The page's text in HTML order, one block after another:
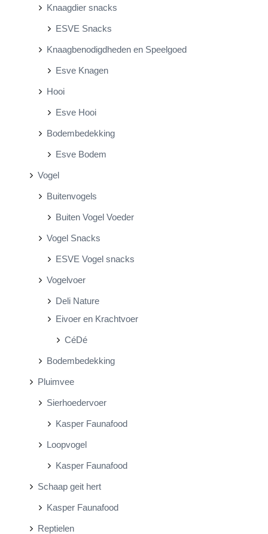
Knaagdier snacks
ESVE Snacks
Knaagbenodigdheden en Speelgoed
Esve Knagen
Hooi
Esve Hooi
Bodembedekking
Esve Bodem
Vogel
Buitenvogels
Buiten Vogel Voeder
Vogel Snacks
ESVE Vogel snacks
Vogelvoer
Deli Nature
Eivoer en Krachtvoer
CéDé
Bodembedekking
Pluimvee
Sierhoedervoer
Kasper Faunafood
Loopvogel
Kasper Faunafood
Schaap geit hert
Kasper Faunafood
Reptielen